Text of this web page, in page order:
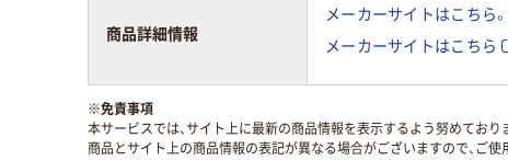
商品詳細情報
メーカーサイトはこちら。
メーカーサイトはこちら
※免責事項
本サービスでは、サイト上に最新の商品情報を表示するよう努めており
商品とサイト上の商品情報の表記が異なる場合がございますので、ご